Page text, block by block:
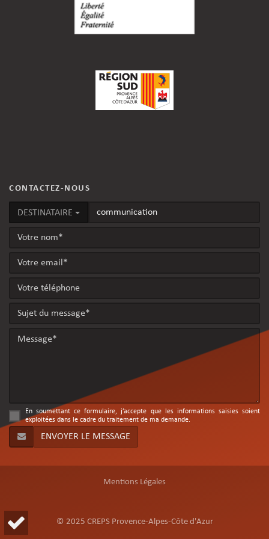
CONTACTEZ-NOUS
DESTINATAIRE
En soumettant ce formulaire, j’accepte que les informations saisies soient
exploitées dans le cadre du traitement de ma demande.
Mentions Légales
© 2025 CREPS Provence-Alpes-Côte d'Azur